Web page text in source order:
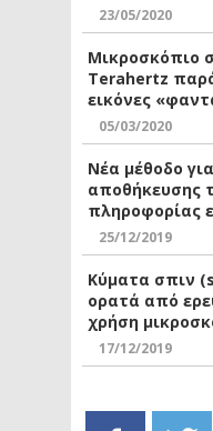
23/05/2020
Μικροσκόπιο
Terahertz
εικόνες
05/03/2020
Νέα μέθοδο
αποθήκευσης
πληροφορίας
25/12/2019
Κύματα σπιν
ορατά από
χρήση
17/12/2019